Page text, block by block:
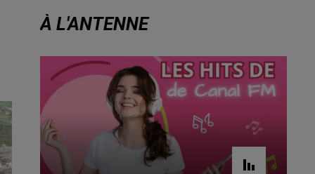
À L'ANTENNE